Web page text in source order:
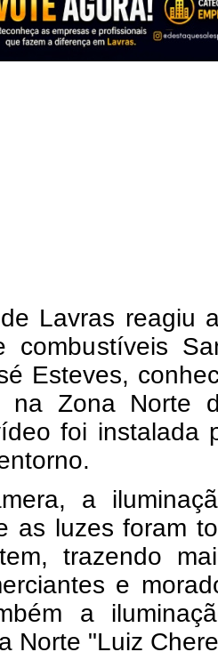
Lavras reagiu
combustíveis
Esteves,
na Zona Norte
foi instalada
a
as luzes foram
trazendo
e
a
Norte "Luiz